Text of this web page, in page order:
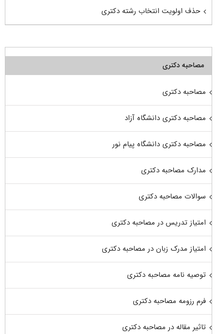
حذف اولویت انتخاب رشته دکتری
مصاحبه دکتری
مصاحبه دکتری
مصاحبه دکتری دانشگاه آزاد
مصاحبه دکتری دانشگاه پیام نور
مدارک مصاحبه دکتری
سوالات مصاحبه دکتری
امتیاز تدریس در مصاحبه دکتری
امتیاز مدرک زبان در مصاحبه دکتری
توصیه نامه مصاحبه دکتری
فرم رزومه مصاحبه دکتری
تاثیر مقاله در مصاحبه دکتری